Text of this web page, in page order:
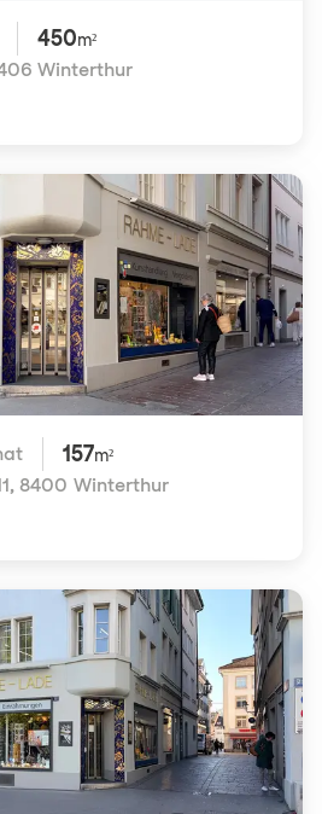
450m²
Winterthur
157m²
, 8400 Winterthur